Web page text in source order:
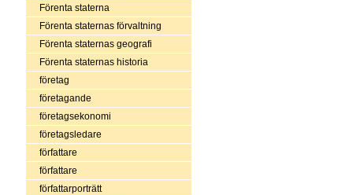
Förenta staterna
Förenta staternas förvaltning
Förenta staternas geografi
Förenta staternas historia
företag
företagande
företagsekonomi
företagsledare
författare
författare
författarporträtt